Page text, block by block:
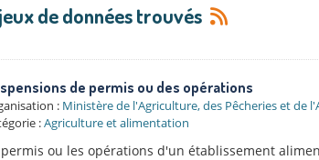
de données trouvés
de permis ou des opérations
: Ministère de l'Agriculture, des Pêcheries et de
:Agriculture et alimentation
permis ou les opérations d'un établissement